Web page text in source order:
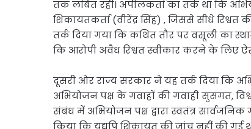
तक लंबित रही। अपीलकर्ता का तर्क था कि
शिकायतकर्ता (वीरेंद्र सिंह) , जिससे सीधे
तर्क दिया गया कि कथित तौर पर वसूली का
कि आरोपी अवैध रिश्वत स्वीकार करने के लिए
दूसरी ओर राज्य सरकार ने यह तर्क दिया कि
अभियोजन पक्ष के गवाहों की गवाही सुसंगत,
संबंध में अभियोजन पक्ष द्वारा स्वतंत्र
किया कि यद्यपि शिकायत की जांच नहीं की गई